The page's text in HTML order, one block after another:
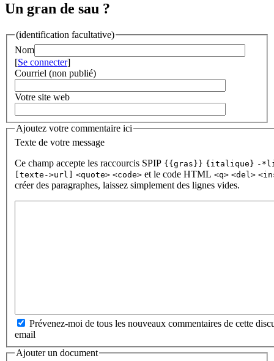
Un gran de sau ?
(identification facultative)
Nom
[Se connecter]
Courriel (non publié)
Votre site web
Ajoutez votre commentaire ici
Texte de votre message
Ce champ accepte les raccourcis SPIP {{gras}} {italique} -
[texte->url]
<quote> <code> et le code HTML <q> <del>
créer des paragraphes, laissez simplement des lignes vides.
Prévenez-moi de tous les nouveaux commentaires de cette
email
Ajouter un document